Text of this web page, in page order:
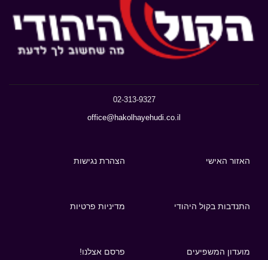
02-313-9327
office@hakolhayehudi.co.il
האזור האישי הצהרת נגישות
התנדבות בקול היהודי מדיניות פרטיות
מועדון המשפיעים פרסם אצלנו!